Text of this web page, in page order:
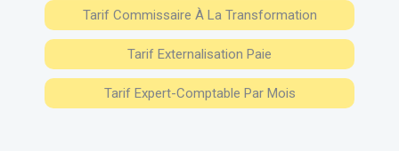
Tarif Commissaire À La Transformation
Tarif Externalisation Paie
Tarif Expert-Comptable Par Mois